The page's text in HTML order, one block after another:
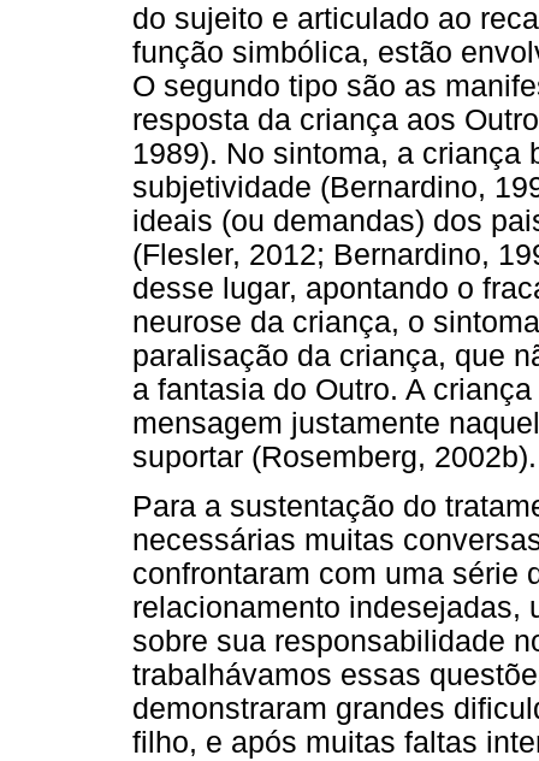
do sujeito e articulado ao
função simbólica, estão
O segundo tipo são as
resposta da criança aos
1989). No sintoma, a criança
subjetividade (Bernardino,
ideais (ou demandas) dos
(Flesler, 2012; Bernardino,
desse lugar, apontando o
neurose da criança, o
paralisação da criança, que
a fantasia do Outro. A
mensagem justamente
suportar (Rosemberg, 2002b).
Para a sustentação do
necessárias muitas
confrontaram com uma série
relacionamento indesejadas,
sobre sua responsabilidade
trabalhávamos essas
demonstraram grandes
filho, e após muitas faltas